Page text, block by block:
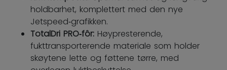
holdbarhet, komplettert med den nye
Jetspeed‑grafikken.
TotalDri PRO‑fôr: Høypresterende,
fukttransporterende materiale som holder
skøytene lette og føttene tørre, med